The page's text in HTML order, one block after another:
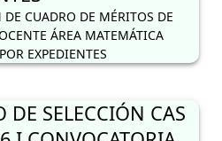
LA UNIÓN
CAS 0012-2026